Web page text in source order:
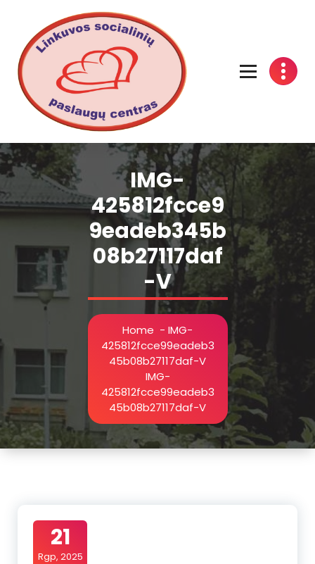
IMG-
425812fcce9
9eadeb345b
08b27117daf
-V
Home - IMG-
425812fcce99eadeb3
45b08b27117daf-V
IMG-
425812fcce99eadeb3
45b08b27117daf-V
21
Rgp, 2025